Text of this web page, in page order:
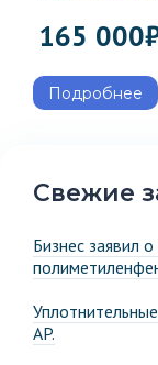
165 000
Подробнее
Свежие
Бизнес заявил
AP.